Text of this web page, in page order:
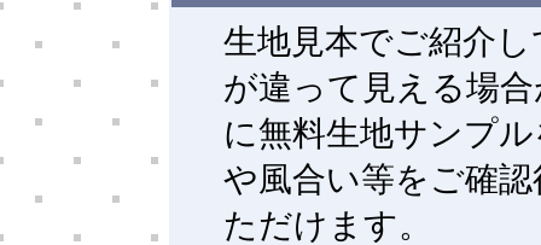
生地見本でご紹介
が違って見える場
に無料生地サンプ
や風合い等をご確
ただけます。